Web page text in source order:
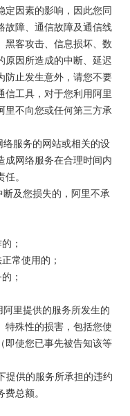
定因素的影响，因此您同
故障、通信故障及通信线
黑客攻击、信息损坏、数
原因所造成的中断、延迟
防止发生意外，请您不要
信工具，对于您利用阿里
里不向您或任何第三方承
服务的网站或相关的设
成网络服务在合理时间内
。
及您损失的，阿里不承
；
常使用的；
；
里提供的服务所发生的
特殊性的损害，包括您使
即使您已事先被告知该等
供的服务所承担的违约
总额。